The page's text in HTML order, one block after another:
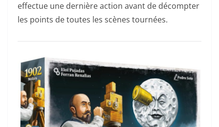
effectue une dernière action avant de décompter
les points de toutes les scènes tournées.